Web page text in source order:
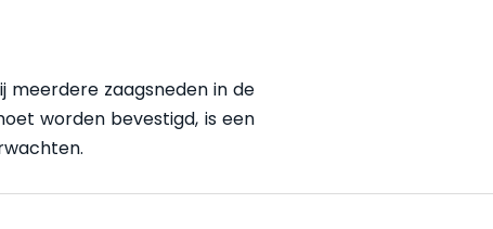
meerdere zaagsneden in de
worden bevestigd, is een